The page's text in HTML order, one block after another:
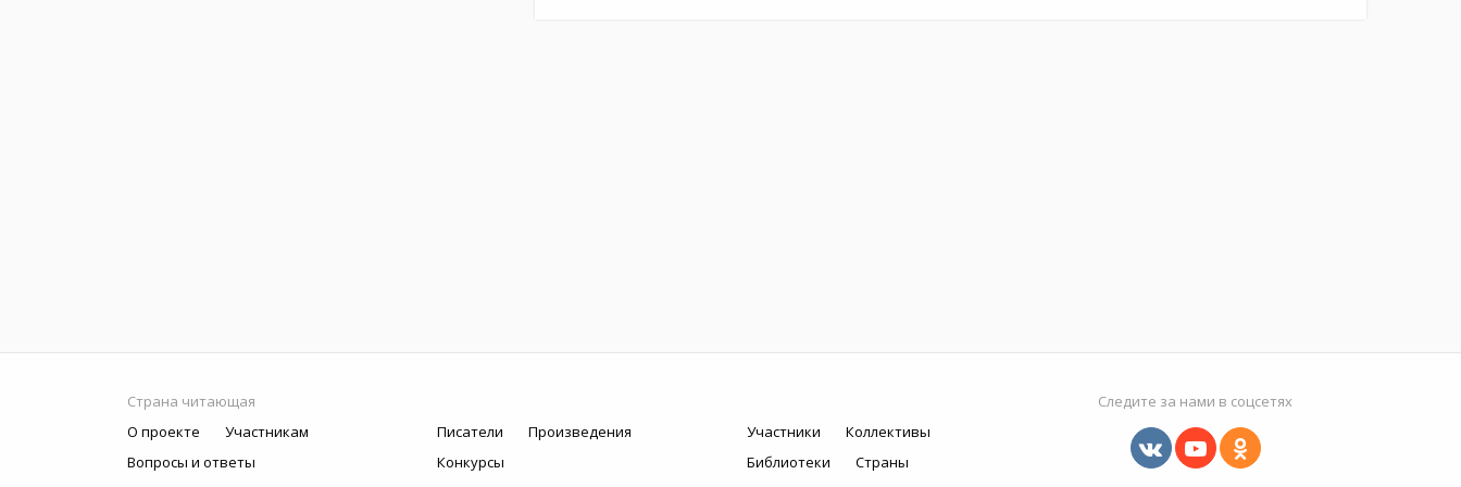
Страна читающая
О проекте
Участникам
Вопросы и ответы
Писатели
Произведения
Конкурсы
Участники
Коллективы
Библиотеки
Страны
Следите за нами в соцсетях